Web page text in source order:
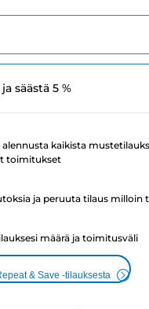
säästä 5 %
alennusta kaikista
toimitukset
ja peruuta tilaus milloin
määrä ja toimitusväli
& Save -tilauksesta